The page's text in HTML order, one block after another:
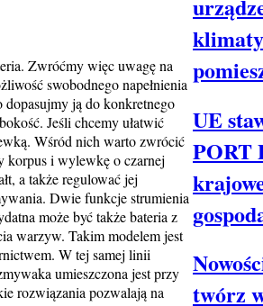
Zwróćmy więc uwagę na
swobodnego napełnienia
ją do konkretnego
Jeśli chcemy ułatwić
Wśród nich warto zwrócić
korpus i wylewkę o czarnej
a także regulować jej
Dwie funkcje strumienia
może być także bateria z
warzyw. Takim modelem jest
W tej samej linii
umieszczona jest przy
rozwiązania pozwalają na
UE
PORT
twórz